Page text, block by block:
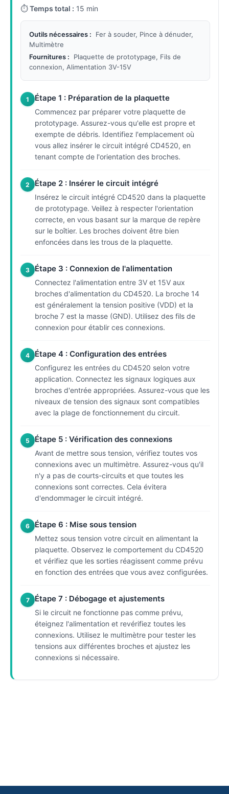
⏱Temps total : 15 min
Outils nécessaires :
Fer à souder, Pince à dénuder,
Multimètre
Fournitures :
Plaquette de prototypage, Fils de
connexion, Alimentation 3V-15V
1 Étape 1 : Préparation de la plaquette
Commencez par préparer votre plaquette de
prototypage. Assurez-vous qu'elle est propre et
exempte de débris. Identifiez l'emplacement où
vous allez insérer le circuit intégré CD4520, en
tenant compte de l'orientation des broches.
2 Étape 2 : Insérer le circuit intégré
Insérez le circuit intégré CD4520 dans la plaquette
de prototypage. Veillez à respecter l'orientation
correcte, en vous basant sur la marque de repère
sur le boîtier. Les broches doivent être bien
enfoncées dans les trous de la plaquette.
3 Étape 3 : Connexion de l'alimentation
Connectez l'alimentation entre 3V et 15V aux
broches d'alimentation du CD4520. La broche 14
est généralement la tension positive (VDD) et la
broche 7 est la masse (GND). Utilisez des fils de
connexion pour établir ces connexions.
4 Étape 4 : Configuration des entrées
Configurez les entrées du CD4520 selon votre
application. Connectez les signaux logiques aux
broches d'entrée appropriées. Assurez-vous que les
niveaux de tension des signaux sont compatibles
avec la plage de fonctionnement du circuit.
5 Étape 5 : Vérification des connexions
Avant de mettre sous tension, vérifiez toutes vos
connexions avec un multimètre. Assurez-vous qu'il
n'y a pas de courts-circuits et que toutes les
connexions sont correctes. Cela évitera
d'endommager le circuit intégré.
6 Étape 6 : Mise sous tension
Mettez sous tension votre circuit en alimentant la
plaquette. Observez le comportement du CD4520
et vérifiez que les sorties réagissent comme prévu
en fonction des entrées que vous avez configurées.
7 Étape 7 : Débogage et ajustements
Si le circuit ne fonctionne pas comme prévu,
éteignez l'alimentation et revérifiez toutes les
connexions. Utilisez le multimètre pour tester les
tensions aux différentes broches et ajustez les
connexions si nécessaire.